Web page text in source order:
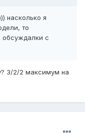
насколько я
то
обсуждалки с
3/2/2 максимум на